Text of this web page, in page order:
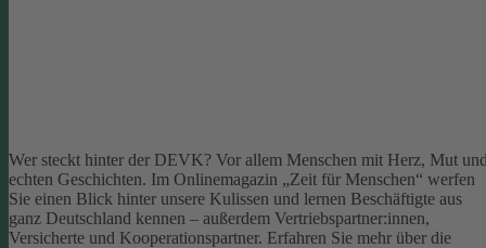
Wer steckt hinter der DEVK? Vor allem Menschen mit Herz, Mut
echten Geschichten. Im Onlinemagazin „Zeit für Menschen“ werfen
Sie einen Blick hinter unsere Kulissen und lernen Beschäftigte aus
ganz Deutschland kennen – außerdem Vertriebspartner:innen,
Versicherte und Kooperationspartner. Erfahren Sie mehr über die